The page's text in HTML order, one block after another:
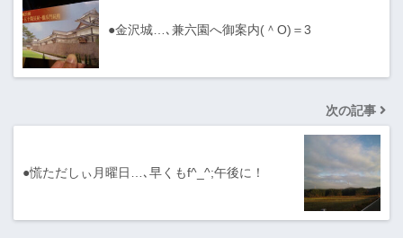
●金沢城…､兼六園へ御案内(＾O)＝3
次の記事
●慌ただしぃ月曜日…､早くもf^_^;午後に！